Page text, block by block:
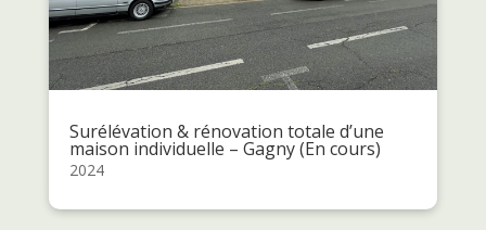
Surélévation & rénovation totale d’une
maison individuelle – Gagny (En cours)
2024